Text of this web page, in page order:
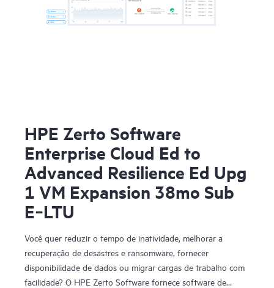
HPE Zerto Software
Enterprise Cloud Ed to
Advanced Resilience Ed Upg
1 VM Expansion 38mo Sub
E‑LTU
Você quer reduzir o tempo de inatividade, melhorar a
recuperação de desastres e ransomware, fornecer
disponibilidade de dados ou migrar cargas de trabalho com
facilidade? O HPE Zerto Software fornece software de